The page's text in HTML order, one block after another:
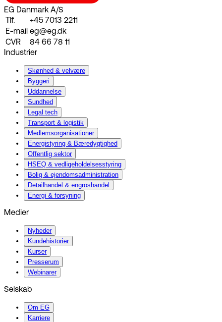
EG Danmark A/S
Tlf.
+45 7013 2211
E-mail eg@eg.dk
CVR
84 66 78 11
Industrier
Skønhed & velvære
Byggeri
Uddannelse
Sundhed
Legal tech
Transport & logistik
Medlemsorganisationer
Energistyring & Bæredygtighed
Offentlig sektor
HSEQ & vedligeholdelsesstyring
Bolig & ejendomsadministration
Detailhandel & engroshandel
Energi & forsyning
Medier
Nyheder
Kundehistorier
Kurser
Presserum
Webinarer
Selskab
Om EG
Karriere